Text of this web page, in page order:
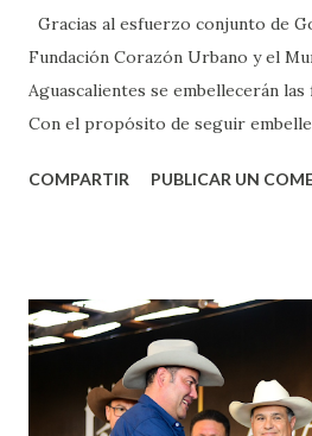
Gracias al esfuerzo conjunto de
Fundación Corazón Urbano y el
Aguascalientes se embellecerán las
Con el propósito de seguir
municipal, Leo Montañez dio inicio
Corazón Urbano y el Municipio
informó que en este programa se
metros cuadrados de pintura, para
Nieto, entre Jesús F. Elizondo y la
COMPARTIR PUBLICAR UN